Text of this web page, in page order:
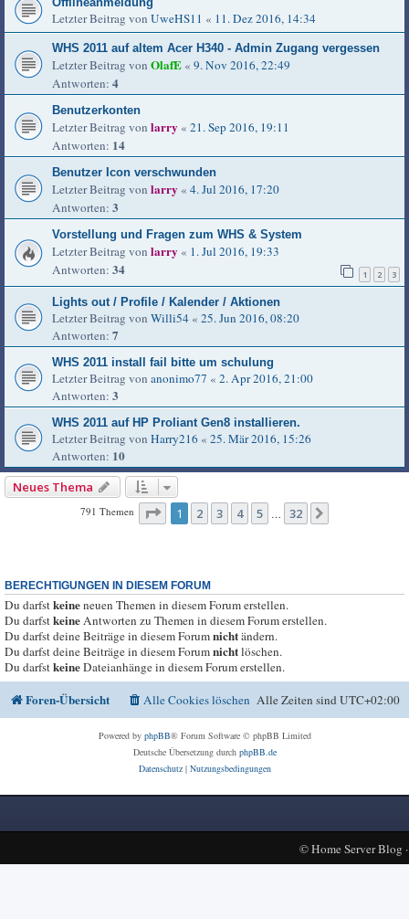
Letzter Beitrag von UweHS11 « 11. Dez 2016, 14:34
WHS 2011 auf altem Acer H340 - Admin Zugang vergessen
Letzter Beitrag von OlafE « 9. Nov 2016, 22:49
Antworten: 4
Benutzerkonten
Letzter Beitrag von larry « 21. Sep 2016, 19:11
Antworten: 14
Benutzer Icon verschwunden
Letzter Beitrag von larry « 4. Jul 2016, 17:20
Antworten: 3
Vorstellung und Fragen zum WHS & System
Letzter Beitrag von larry « 1. Jul 2016, 19:33
Antworten: 34 1 2 3
Lights out / Profile / Kalender / Aktionen
Letzter Beitrag von Willi54 « 25. Jun 2016, 08:20
Antworten: 7
WHS 2011 install fail bitte um schulung
Letzter Beitrag von anonimo77 « 2. Apr 2016, 21:00
Antworten: 3
WHS 2011 auf HP Proliant Gen8 installieren.
Letzter Beitrag von Harry216 « 25. Mär 2016, 15:26
Antworten: 10
Neues Thema
791 Themen Seite 1von 32
1 2 3 4 5 … 32
BERECHTIGUNGEN IN DIESEM FORUM
Du darfstkeineneuen Themen in diesem Forum erstellen.
Du darfstkeineAntworten zu Themen in diesem Forum erstellen.
Du darfst deine Beiträge in diesem Forumnichtändern.
Du darfst deine Beiträge in diesem Forumnichtlöschen.
Du darfstkeineDateianhänge in diesem Forum erstellen.
Foren-Übersicht Alle Zeiten sindUTC+02:00
Alle Cookies löschen
Powered by phpBB® Forum Software © phpBB Limited
Deutsche Übersetzung durch phpBB.de
Datenschutz| Nutzungsbedingungen
©Home Server Blog